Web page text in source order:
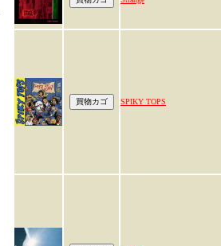
SPIKY TOPS